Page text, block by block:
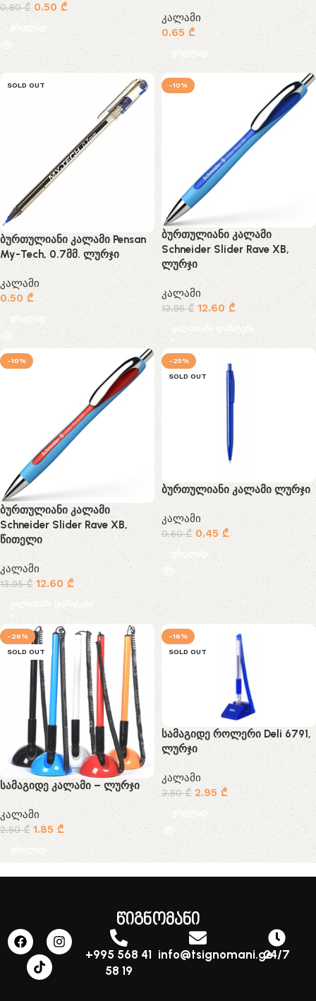
0.80₾ 0.50 ₾
ვრცლად
კალამი
0.65₾
ვრცლად
SOLD OUT
ბურთულიანი კალამი Pensan
My-Tech, 0.7მმ. ლურჯი
კალამი
0.50 ₾
ვრცლად
-10%
ბურთულიანი კალამი
Schneider Slider Rave XB,
ლურჯი
კალამი
13.95₾ 12.60 ₾
კალათაში დამატება
-10%
ბურთულიანი კალამი
Schneider Slider Rave XB,
წითელი
კალამი
13.95₾ 12.60₾
კალათაში დამატება
-25%
SOLD OUT
ბურთულიანი კალამი ლურჯი
კალამი
0.60₾ 0.45₾
ვრცლად
-26%
SOLD OUT
სამაგიდე კალამი – ლურჯი
კალამი
2.50₾ 1.85₾
ვრცლად
-16%
SOLD OUT
სამაგიდე როლერი Deli 6791,
ლურჯი
კალამი
3.50₾ 2.95 ₾
ვრცლად
წიგნომანი
+995 568 41
58 19
info@tsignomani.ge24/7